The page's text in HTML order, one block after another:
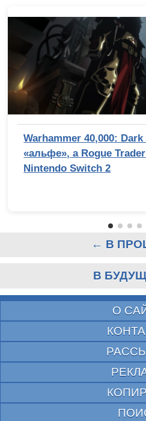
Warhammer 40,000: Dark
«альфе», а Rogue
Nintendo Switch 2
← В
В
О